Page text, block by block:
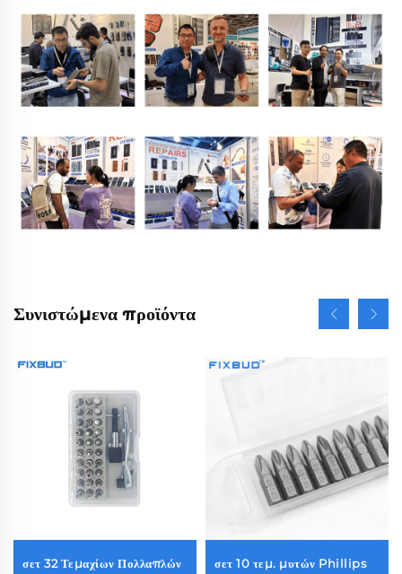
Συνιστώμενα προϊόντα
σετ 32 Τεμαχίων Πολλαπλών
σετ 10 τεμ. μυτών Phillips